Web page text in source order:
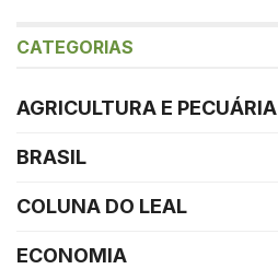
CATEGORIAS
AGRICULTURA E PECUÁRIA
BRASIL
COLUNA DO LEAL
ECONOMIA